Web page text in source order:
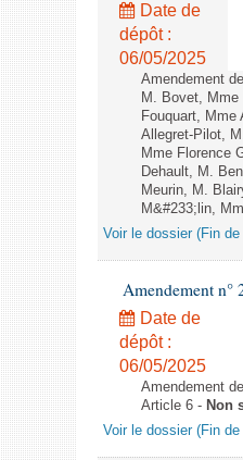
Date de
dépôt :
06/05/2025
Amendement
M. Bovet,
Fouquart,
Allegret-Pilot,
Mme Florence
Dehault, M.
Meurin, M.
M&#233;lin,
Voir le dossier (Fin de
Amendement n°
Date de
dépôt :
06/05/2025
Amendement
Article 6 - Non
Voir le dossier (Fin de